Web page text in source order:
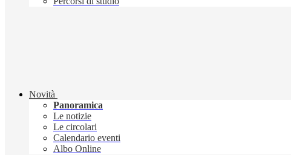
Novità
Panoramica
Le notizie
Le circolari
Calendario eventi
Albo Online